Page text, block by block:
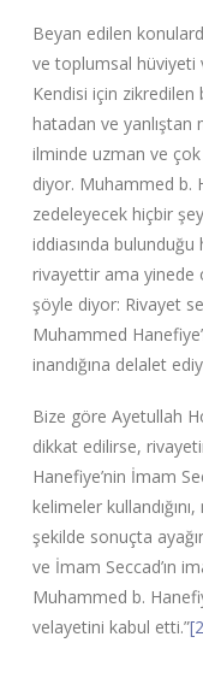
Beyan edilen
ve toplumsal hüviyeti
Kendisi için
hatadan ve yanlıştan
ilminde uzman ve
diyor. Muhammed b.
zedeleyecek hiçbir
iddiasında
rivayettir ama yinede
şöyle diyor: Rivayet
Muhammed
inandığına delalet
Bize göre Ayetullah
dikkat edilirse,
Hanefiye’nin İmam
kelimeler
şekilde sonuçta
ve İmam Seccad’ın
Muhammed b.
velayetini kabul etti.”